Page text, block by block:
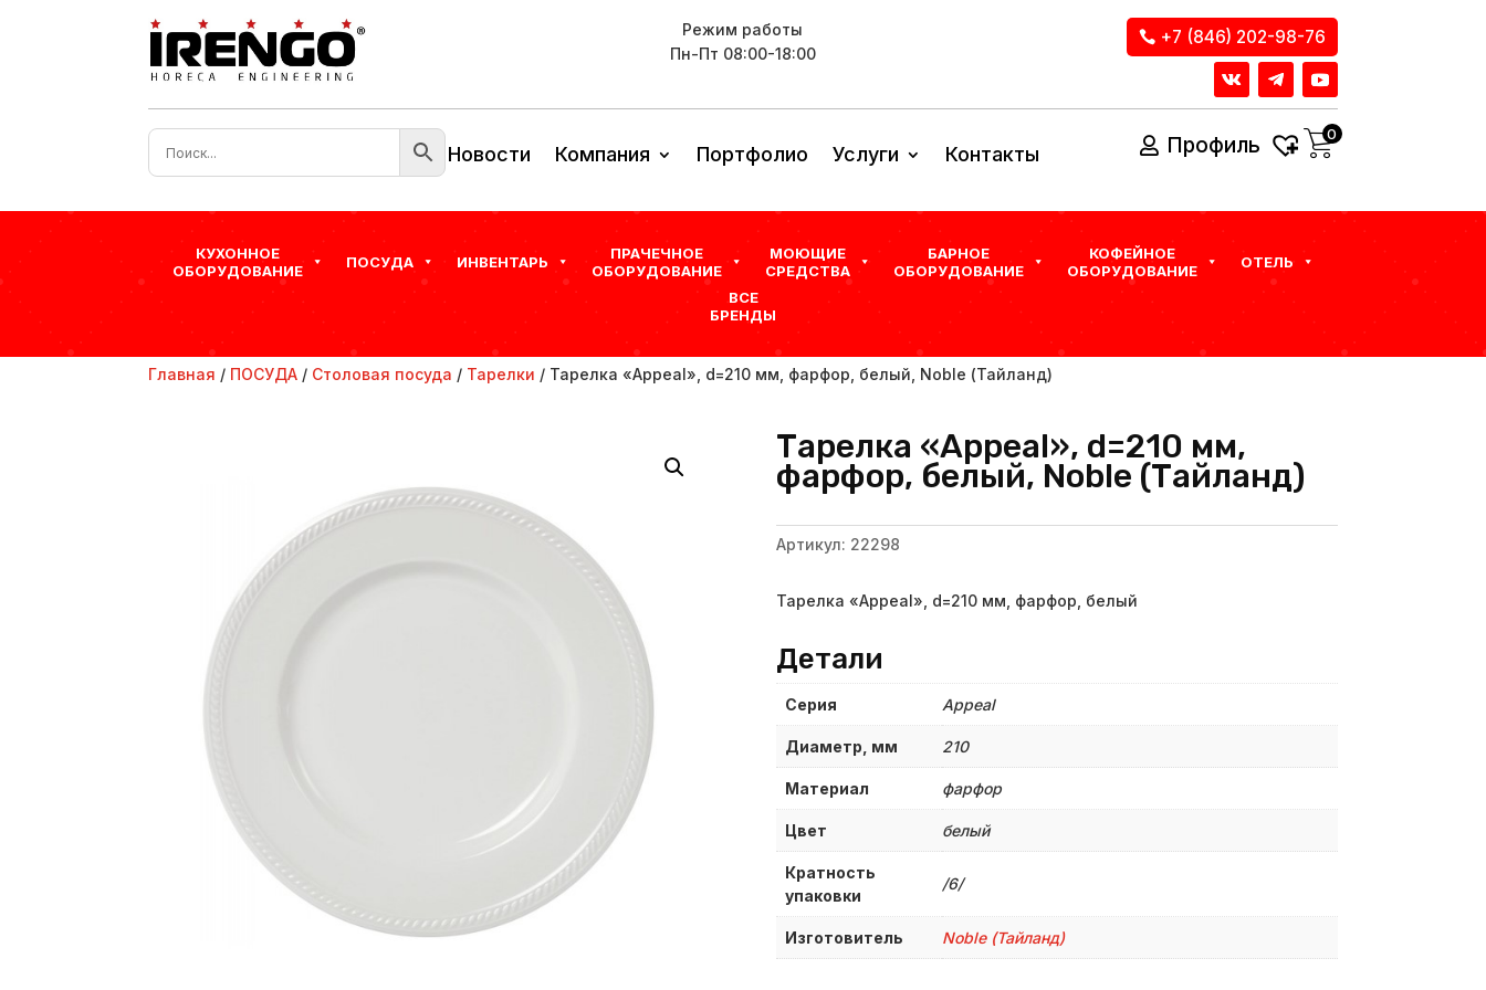
Режим работы
Пн-Пт 08:00-18:00
+7 (846) 202-98-76
Новости Компания Портфолио Услуги Контакты Профиль 0
КУХОННОЕ
ОБОРУДОВАНИЕ
ПОСУДА ИНВЕНТАРЬ
ПРАЧЕЧНОЕ
ОБОРУДОВАНИЕ
МОЮЩИЕ
СРЕДСТВА
БАРНОЕ
ОБОРУДОВАНИЕ
КОФЕЙНОЕ
ОБОРУДОВАНИЕ
ОТЕЛЬ
ВСЕ
БРЕНДЫ
Главная / ПОСУДА / Столовая посуда / Тарелки / Тарелка «Appeal», d=210 мм, фарфор, белый, Noble (Тайланд)
Тарелка «Appeal», d=210 мм,
фарфор, белый, Noble (Тайланд)
Артикул: 22298
Тарелка «Appeal», d=210 мм, фарфор, белый
Детали
Серия Appeal
Диаметр, мм 210
Материал фарфор
Цвет белый
Кратность
упаковки
/6/
Изготовитель Noble (Тайланд)